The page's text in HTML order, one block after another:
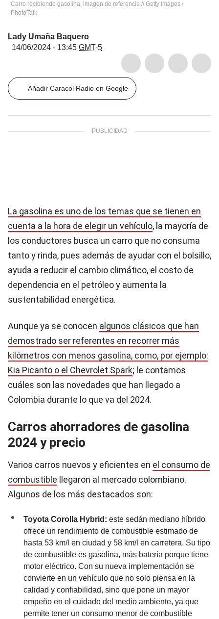
Carro recibiendo gasolina, imagen de referencia // Getty Images /
PhotoTalk
Lady Umaña Baquero
14/06/2024 - 13:45 GMT-5
Añadir Caracol Radio en Google
La gasolina es uno de los temas que se tienen en
cuenta a la hora de elegir un vehículo, la mayoría de
los conductores busca un carro que no consuma
tanto y rinda, pues además de ayudar con el bolsillo,
ayuda a reducir el cambio climático, el costo de
dependencia en el petróleo y aumenta la
sustentabilidad energética.
Aunque ya se conocen algunos clásicos que han
demostrado ser referentes en recorrer más
kilómetros con menos gasolina, como, por ejemplo:
Kia Picanto o el Chevrolet Spark; le contamos
cuáles son las novedades que han llegado a
Colombia durante lo que va del 2024.
Carros ahorradores de gasolina
2024 y precio
Varios carros nuevos y eficientes en el consumo de
combustible llegaron al mercado colombiano.
Algunos de los más destacados son:
Toyota Corolla Hybrid: este sedán mediano híbrido
ofrece un rendimiento de combustible estimado de
hasta 53 km/l en ciudad y 58 km/l en carretera. Su tipo
de combustible es gasolina, más batería porque tiene
motor eléctrico. Con su nueva implementación se
convierte en un vehículo que no solo piensa en la
calidad y confiabilidad, sino que pone un mayor
empeño en el cuidado del medio ambiente, ya que
permite tener un consumo menor de combustible